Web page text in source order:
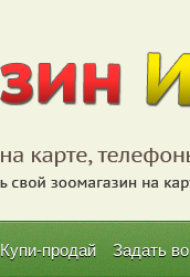
Купи-продай Задать